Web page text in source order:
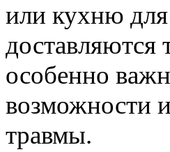
или кухню
особенно
возможности
травмы.